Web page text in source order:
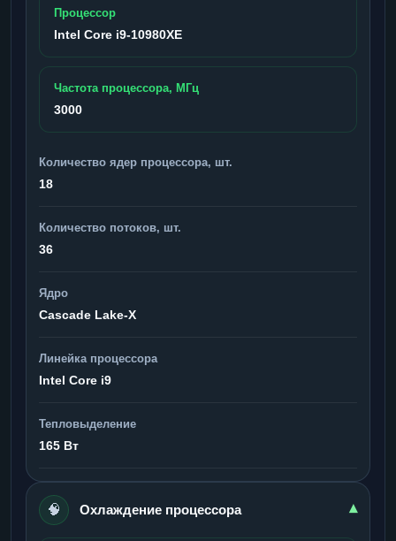
Процессор
Intel Core i9-10980XE
Частота процессора, МГц
3000
Количество ядер процессора, шт.
18
Количество потоков, шт.
36
Ядро
Cascade Lake-X
Линейка процессора
Intel Core i9
Тепловыделение
165 Вт
🧠 Охлаждение процессора ▾